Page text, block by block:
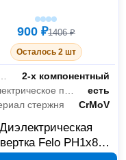
900 ₽1406 ₽
Осталось 2 шт
рукояти
2-х компонентный
есть
стержня
CrMoV
Диэлектрическая
Felo PH1x80